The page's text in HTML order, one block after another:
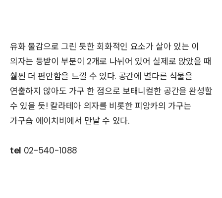
유화 물감으로 그린 듯한 회화적인 요소가 살아 있는 이
의자는 등받이 부분이 2개로 나뉘어 있어 실제로 앉았을 때
훨씬 더 편안함을 느낄 수 있다. 공간에 별다른 식물을
연출하지 않아도 가구 한 점으로 보태니컬한 공간을 완성할
수 있을 듯! 칼라테아 의자를 비롯한 피앙카의 가구는
가구숍 에이치비에서 만날 수 있다.
tel 02-540-1088